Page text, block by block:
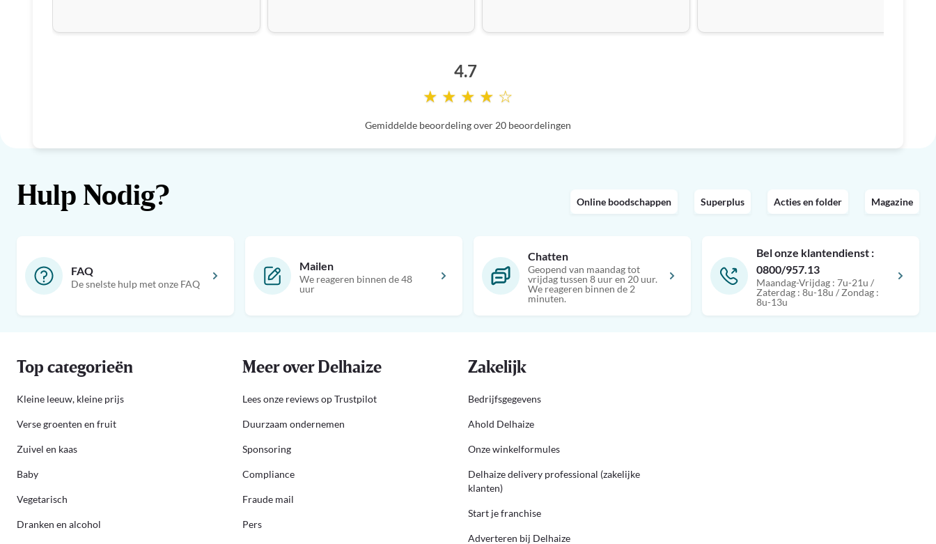
4.7
★ ★ ★ ★ ☆
Gemiddelde beoordeling over 20 beoordelingen
Hulp Nodig? Online boodschappen Superplus Acties en folder Magazine
FAQ
De snelste hulp met onze FAQ
Mailen
We reageren binnen de 48
uur
Chatten
Geopend van maandag tot
vrijdag tussen 8 uur en 20 uur.
We reageren binnen de 2
minuten.
Bel onze klantendienst :
0800/957.13
Maandag-Vrijdag : 7u-21u /
Zaterdag : 8u-18u / Zondag :
8u-13u
Top categorieën
Kleine leeuw, kleine prijs
Verse groenten en fruit
Zuivel en kaas
Baby
Vegetarisch
Dranken en alcohol
Meer over Delhaize
Lees onze reviews op Trustpilot
Duurzaam ondernemen
Sponsoring
Compliance
Fraude mail
Pers
Zakelijk
Bedrijfsgegevens
Ahold Delhaize
Onze winkelformules
Delhaize delivery professional (zakelijke
klanten)
Start je franchise
Adverteren bij Delhaize